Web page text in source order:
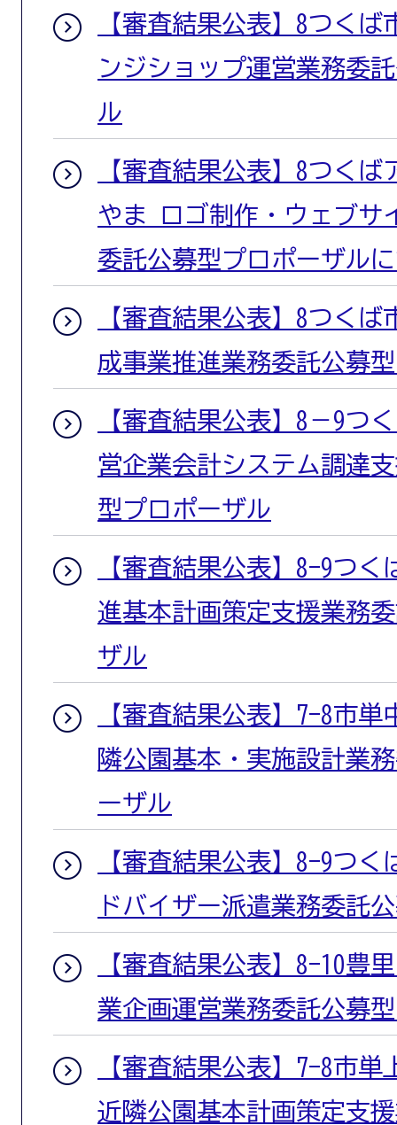
【審査結果公表】8つく
ンジショップ運営業務委
ル
【審査結果公表】8つく
やま ロゴ制作・ウェブサ
委託公募型プロポーザル
【審査結果公表】8つく
成事業推進業務委託公募
【審査結果公表】8－9つ
営企業会計システム調達
型プロポーザル
【審査結果公表】8-9つ
進基本計画策定支援業務
ザル
【審査結果公表】7-8市単
隣公園基本・実施設計業
ーザル
【審査結果公表】8-9つ
ドバイザー派遣業務委託
【審査結果公表】8-10豊
業企画運営業務委託公募
【審査結果公表】7-8市単
近隣公園基本計画策定支